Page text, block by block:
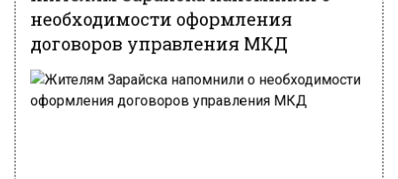
необходимости оформления
договоров управления МКД